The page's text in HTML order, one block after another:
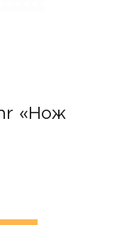
«Нож